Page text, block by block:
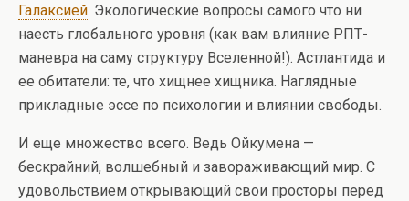
Галаксией. Экологические вопросы самого что ни
наесть глобального уровня (как вам влияние РПТ-
маневра на саму структуру Вселенной!). Астлантида и
ее обитатели: те, что хищнее хищника. Наглядные
прикладные эссе по психологии и влиянии свободы.
И еще множество всего. Ведь Ойкумена —
бескрайний, волшебный и завораживающий мир. С
удовольствием открывающий свои просторы перед